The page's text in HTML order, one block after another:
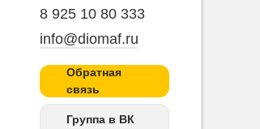
8 925 10 80 333
info@diomaf.ru
Обратная
связь
Группа в ВК